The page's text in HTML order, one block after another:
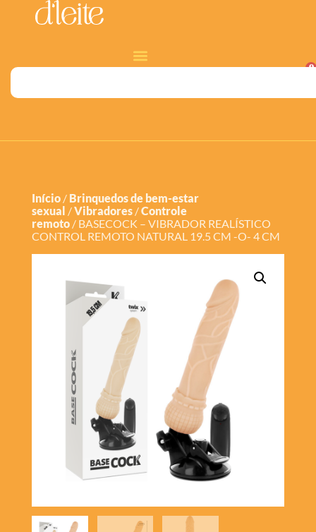
0
Início/ Brinquedos de bem-estar
sexual /Vibradores/Controle
remoto/ BASECOCK – VIBRADOR REALÍSTICO
CONTROL REMOTO NATURAL 19.5 CM -O- 4 CM